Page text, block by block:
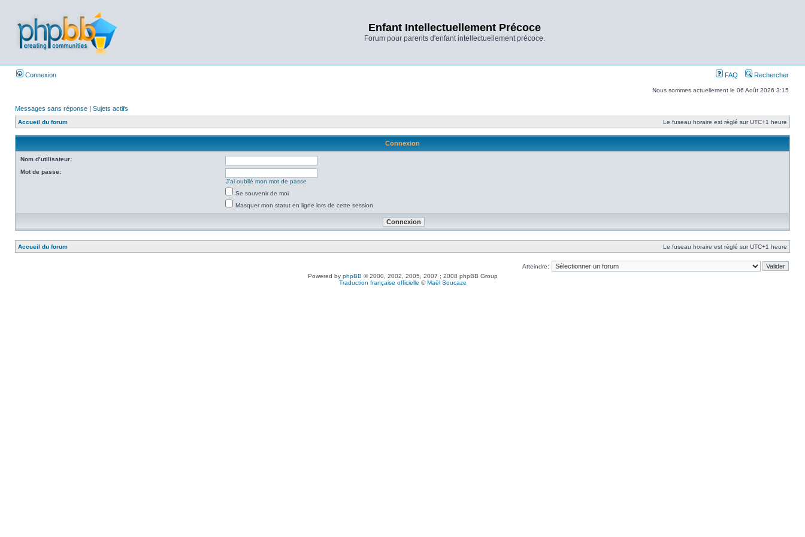
Enfant Intellectuellement Précoce
Forum pour parents d'enfant intellectuellement précoce.
Connexion FAQ Rechercher
Nous sommes actuellement le 06 Août 2026 3:15
Messages sans réponse | Sujets actifs
Accueil du forum Le fuseau horaire est réglé sur UTC+1 heure
Connexion
Nom d’utilisateur:
Mot de passe:
J’ai oublié mon mot de passe
Se souvenir de moi
Masquer mon statut en ligne lors de cette session
Accueil du forum Le fuseau horaire est réglé sur UTC+1 heure
Atteindre:
Powered by phpBB © 2000, 2002, 2005, 2007 ; 2008 phpBB Group
Traduction française officielle ©Maël Soucaze